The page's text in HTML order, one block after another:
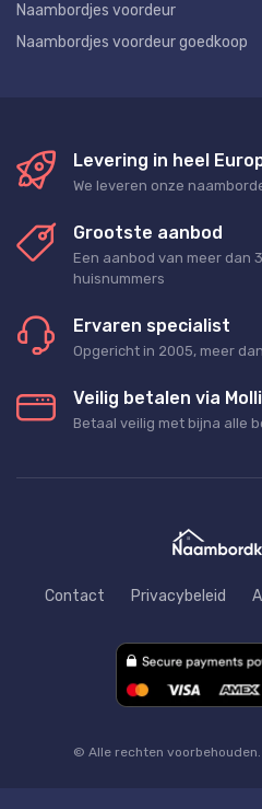
Naambordjes voordeur
Naambordjes voordeur goedkoop
Levering in heel
We leveren onze
Grootste aanbod
Een aanbod van meer dan
huisnummers
Ervaren specialist
Opgericht in 2005, meer
Veilig betalen via
Betaal veilig met bijna alle
Contact Privacybeleid
© Alle rechten